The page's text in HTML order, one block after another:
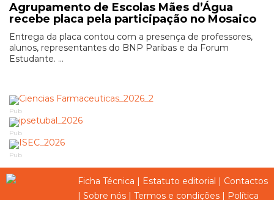
Agrupamento de Escolas Mães d’Água
recebe placa pela participação no Mosaico
Entrega da placa contou com a presença de professores,
alunos, representantes do BNP Paribas e da Forum
Estudante. ...
Pub
Pub
Pub
Ficha Técnica | Estatuto editorial | Contactos
| Sobre nós | Termos e condições | Política